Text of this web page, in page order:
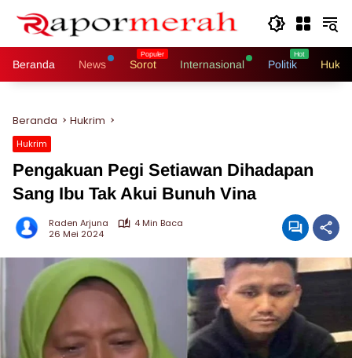
Beranda News Sorot Internasional Politik
Beranda Hukrim
Hukrim
Pengakuan Pegi Setiawan Dihadapan
Sang Ibu Tak Akui Bunuh Vina
Raden Arjuna
4 Min Baca
26 Mei 2024